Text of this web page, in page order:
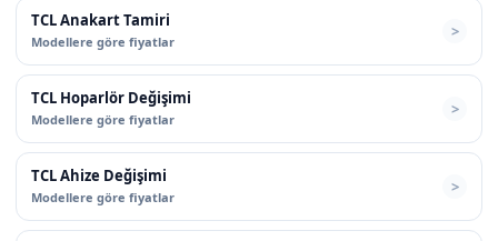
TCL Anakart Tamiri
Modellere göre fiyatlar
TCL Hoparlör Değişimi
Modellere göre fiyatlar
TCL Ahize Değişimi
Modellere göre fiyatlar